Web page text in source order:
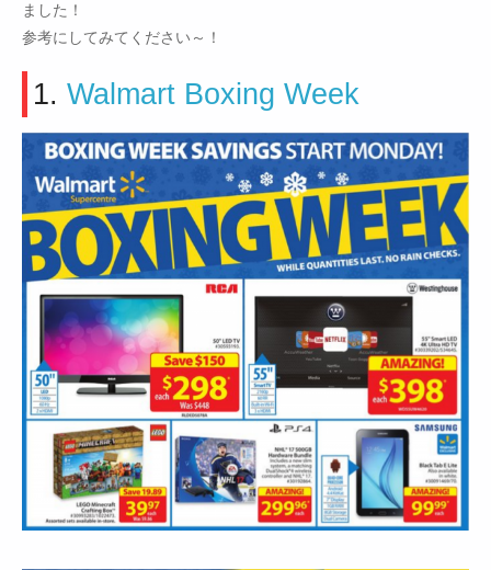
ました！
参考にしてみてください～！
1. Walmart Boxing Week